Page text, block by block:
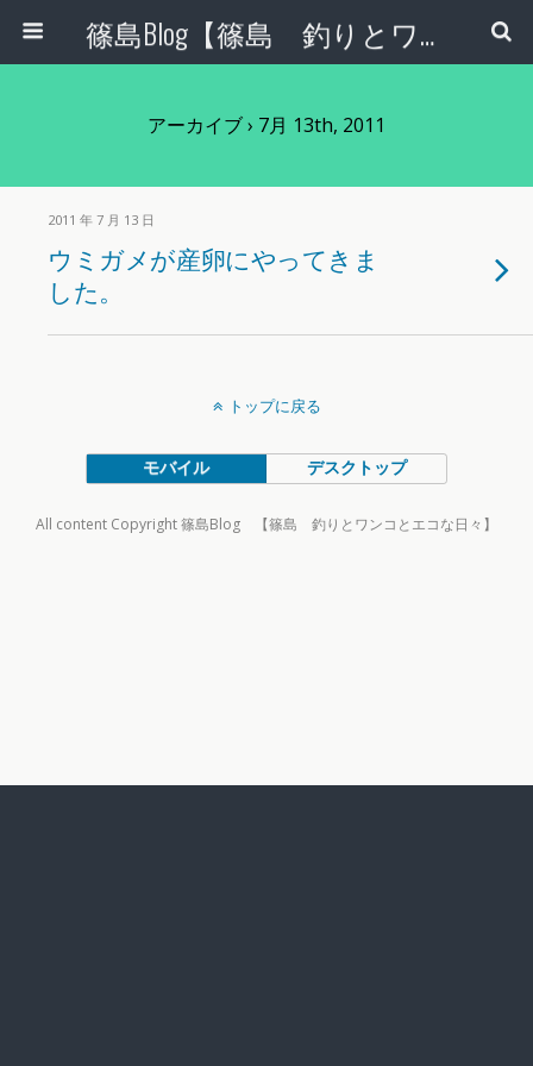
篠島Blog【篠島 釣りとワンコとエコな日々】
アーカイブ › 7月 13th, 2011
2011 年 7 月 13 日
ウミガメが産卵にやってきま
した。
トップに戻る
モバイル デスクトップ
All content Copyright 篠島Blog 【篠島 釣りとワンコとエコな日々】